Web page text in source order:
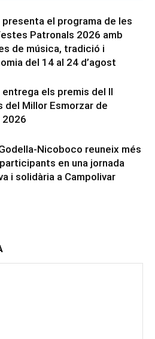
presenta el programa de les
Patronals 2026 amb
de música, tradició i
del 14 al 24 d’agost
entrega els premis del II
del Millor Esmorzar de
2026
Nicoboco reuneix més
en una jornada
i solidària a Campolivar